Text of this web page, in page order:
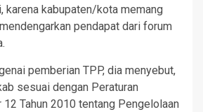
karena kabupaten/kota memang
pendapat dari forum
pemberian TPP, dia menyebut,
sesuai dengan Peraturan
12 Tahun 2010 tentang Pengelolaan